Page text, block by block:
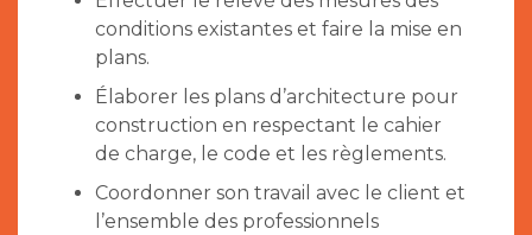
conditions existantes et faire la mise en
plans.
Élaborer les plans d’architecture pour
construction en respectant le cahier
de charge, le code et les règlements.
Coordonner son travail avec le client et
l’ensemble des professionnels